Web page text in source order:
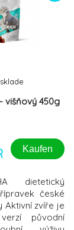
višňový 450g
Kaufen
dietetický
české
Aktivní zvíře je
původní